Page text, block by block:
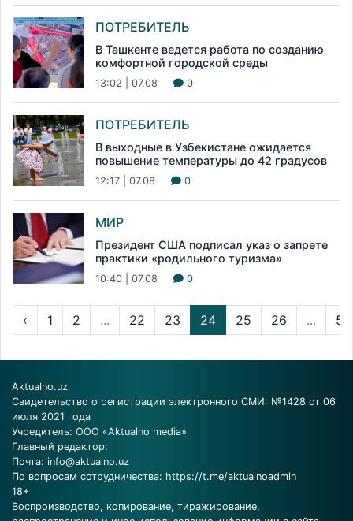
ПОТРЕБИТЕЛЬ
В Ташкенте ведется работа по созданию
комфортной городской среды
13:02 | 07.08 0
ПОТРЕБИТЕЛЬ
В выходные в Узбекистане ожидается
повышение температуры до 42 градусов
12:17 | 07.08 0
МИР
Президент США подписал указ о запрете
практики «родильного туризма»
10:40 | 07.08 0
‹ 1 2 ... 22 23 24 25 26 ... 53
Aktualno.uz
Свидетельство о регистрации электронного СМИ: №1428 от 06
июля 2021 года
Учредитель: ООО «Aktualno media»
Главный редактор:
Почта: info@aktualno.uz
По вопросам сотрудничества: https://t.me/aktualnoadmin
18+
Воспроизводство, копирование, тиражирование,